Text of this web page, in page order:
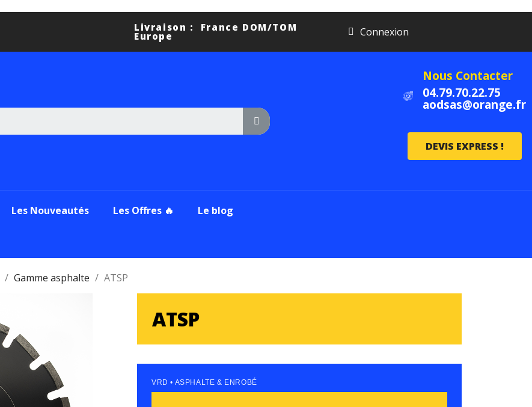
Livraison : France DOM/TOM
Europe Connexion
Nous Contacter
04.79.70.22.75
aodsas@orange.fr
DEVIS EXPRESS !
Les Nouveautés Les Offres 🔥 Le blog
Gamme asphalte ATSP
ATSP
VRD • ASPHALTE & ENROBÉ